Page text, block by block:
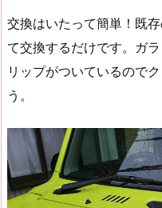
交換はいたって簡単！既
て交換するだけです。ガ
リップがついているので
う。